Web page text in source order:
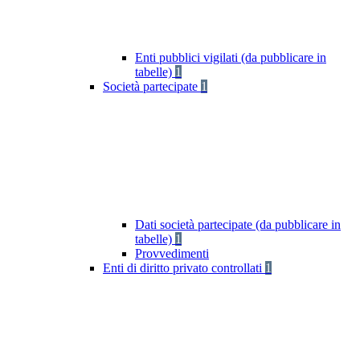
Enti pubblici vigilati (da pubblicare in
tabelle) 1
Società partecipate 1
Dati società partecipate (da pubblicare in
tabelle) 1
Provvedimenti
Enti di diritto privato controllati 1